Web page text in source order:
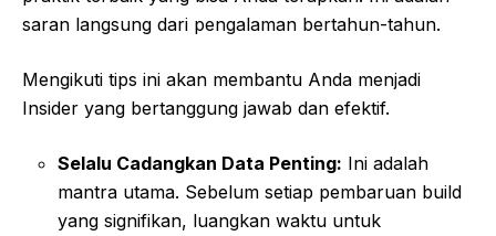
saran langsung dari pengalaman bertahun-tahun.
Mengikuti tips ini akan membantu Anda menjadi
Insider yang bertanggung jawab dan efektif.
Selalu Cadangkan Data Penting: Ini adalah
mantra utama. Sebelum setiap pembaruan build
yang signifikan, luangkan waktu untuk